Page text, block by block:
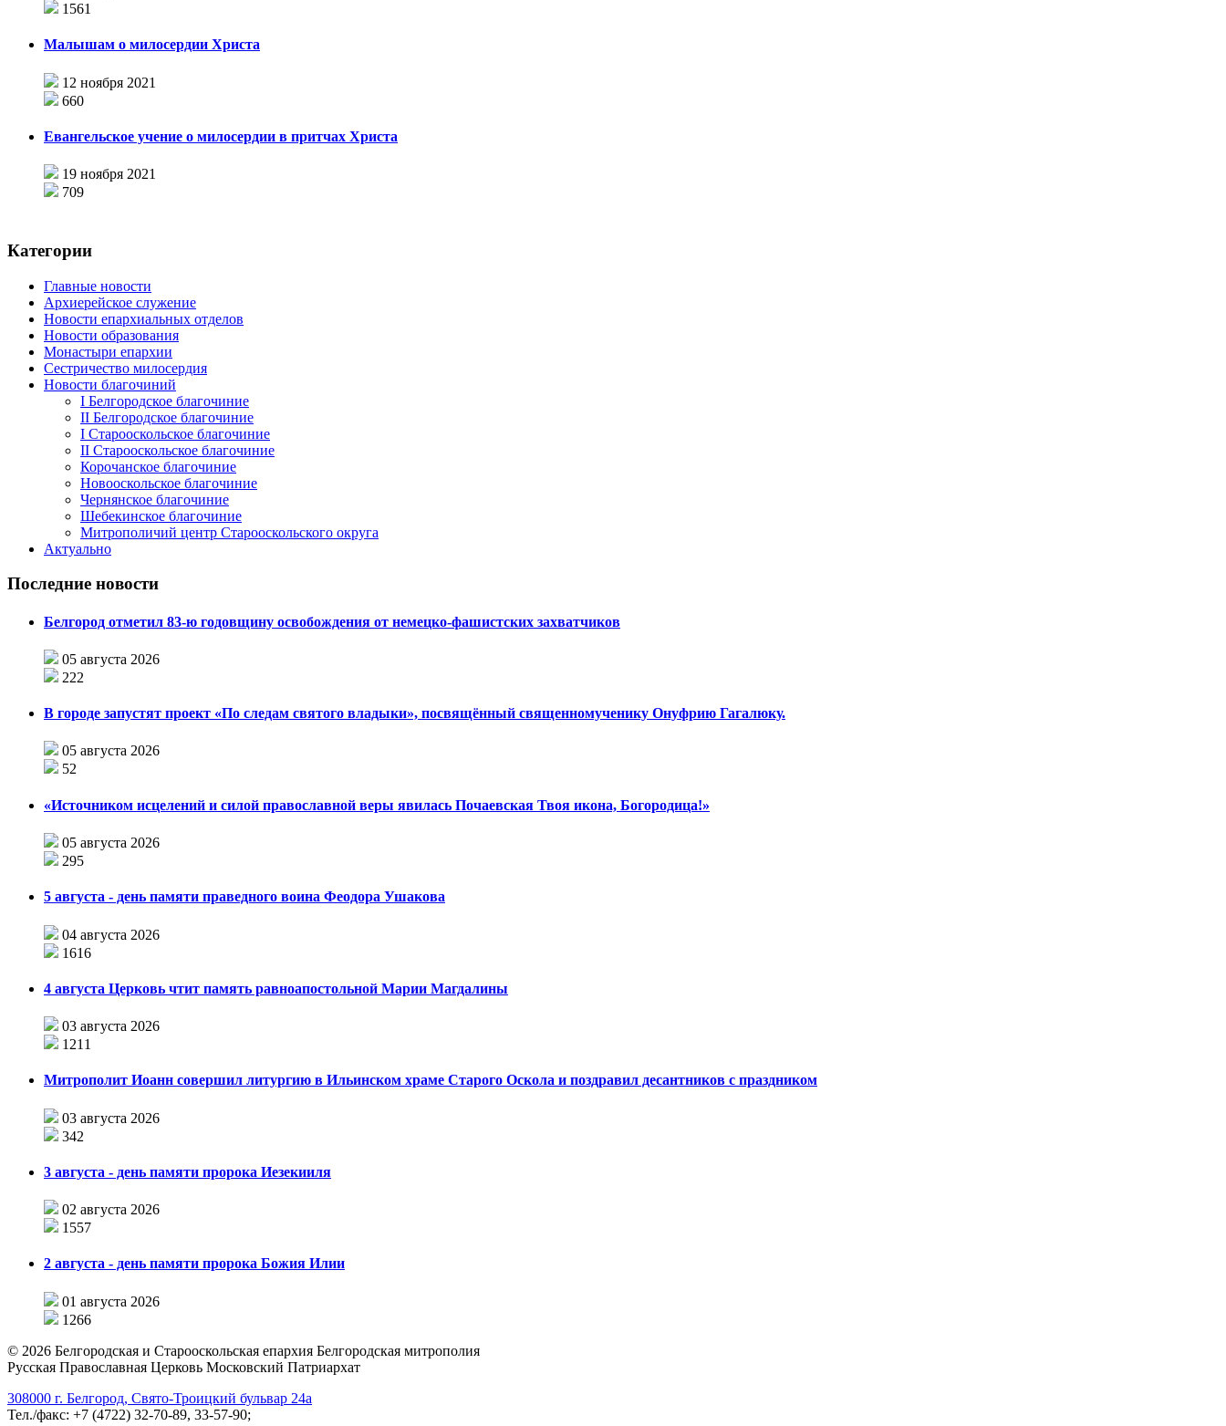
1561
Малышам о милосердии Христа
12 ноября 2021
660
Евангельское учение о милосердии в притчах Христа
19 ноября 2021
709
Категории
Главные новости
Архиерейское служение
Новости епархиальных отделов
Новости образования
Монастыри епархии
Сестричество милосердия
Новости благочиний
I Белгородское благочиние
II Белгородское благочиние
I Старооскольское благочиние
II Старооскольское благочиние
Корочанское благочиние
Новооскольское благочиние
Чернянское благочиние
Шебекинское благочиние
Митрополичий центр Старооскольского округа
Актуально
Последние новости
Белгород отметил 83-ю годовщину освобождения от немецко-фашистских захватчиков
05 августа 2026
222
В городе запустят проект «По следам святого владыки», посвящённый священномученику Онуфрию Гагалюку.
05 августа 2026
52
«Источником исцелений и силой православной веры явилась Почаевская Твоя икона, Богородица!»
05 августа 2026
295
5 августа - день памяти праведного воина Феодора Ушакова
04 августа 2026
1616
4 августа Церковь чтит память равноапостольной Марии Магдалины
03 августа 2026
1211
Митрополит Иоанн совершил литургию в Ильинском храме Старого Оскола и поздравил десантников с праздником
03 августа 2026
342
3 августа - день памяти пророка Иезекииля
02 августа 2026
1557
2 августа - день памяти пророка Божия Илии
01 августа 2026
1266
© 2026 Белгородская и Старооскольская епархия Белгородская митрополия
Русская Православная Церковь Московский Патриархат
308000 г. Белгород, Свято-Троицкий бульвар 24а
Тел./факс: +7 (4722) 32-70-89, 33-57-90;